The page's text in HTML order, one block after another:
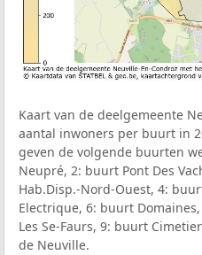
Kaart van de deelgemeente
aantal inwoners per buurt in
geven de volgende buurten
Neupré, 2: buurt Pont Des
Hab.Disp.-Nord-Ouest, 4:
Electrique, 6: buurt
Les Se-Faurs, 9: buurt
de Neuville.